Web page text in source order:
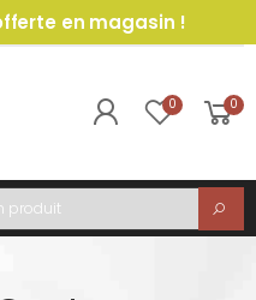
en magasin !
0 0